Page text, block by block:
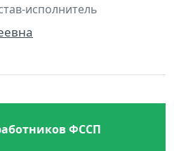
исполнитель
ФССП